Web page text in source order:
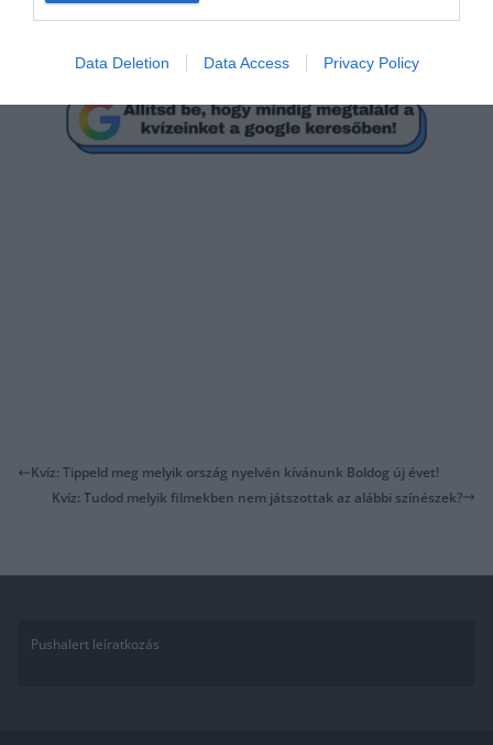
Data Deletion Data Access Privacy Policy
Kvíz: Tippeld meg melyik ország nyelvén kívánunk Boldog új évet!
Kvíz: Tudod melyik filmekben nem játszottak az alábbi színészek?
Pushalert leíratkozás